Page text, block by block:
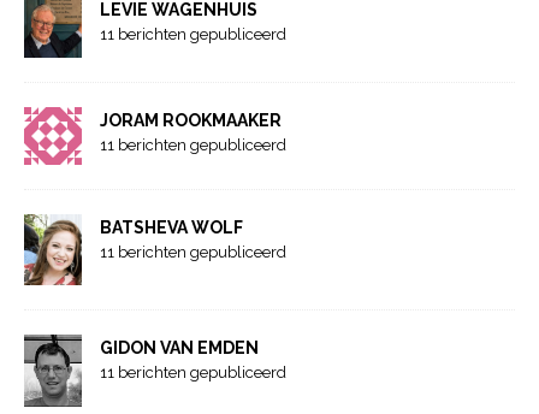
LEVIE WAGENHUIS
11 berichten gepubliceerd
JORAM ROOKMAAKER
11 berichten gepubliceerd
BATSHEVA WOLF
11 berichten gepubliceerd
GIDON VAN EMDEN
11 berichten gepubliceerd